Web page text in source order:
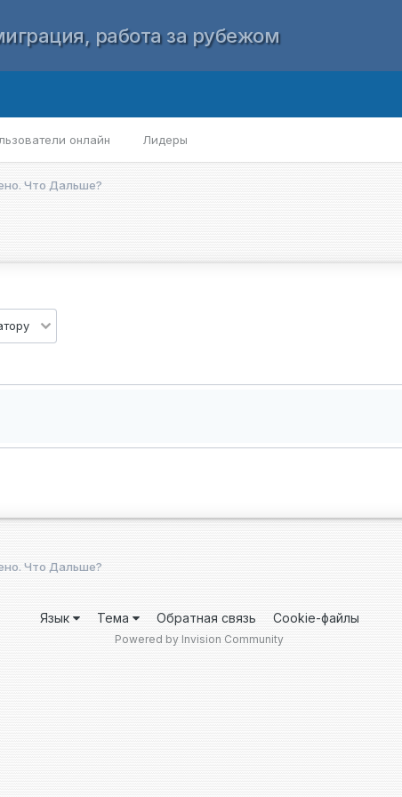
работа за рубежом
онлайн Лидеры
Что Дальше?
Что Дальше?
Язык Тема Обратная связь Cookie-файлы
Powered by Invision Community